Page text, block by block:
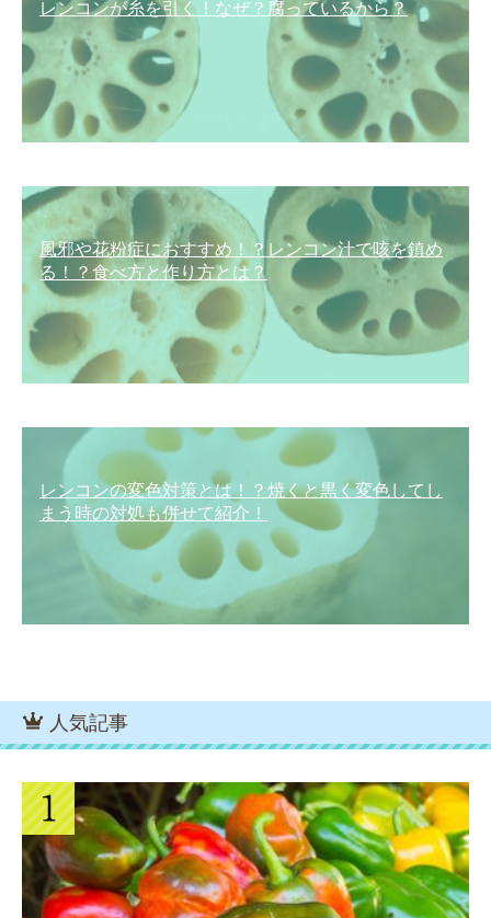
レンコンが糸を引く！なぜ？腐っているから？
風邪や花粉症におすすめ！？レンコン汁で咳を鎮め
る！？食べ方と作り方とは？
レンコンの変色対策とは！？焼くと黒く変色してし
まう時の対処も併せて紹介！
人気記事